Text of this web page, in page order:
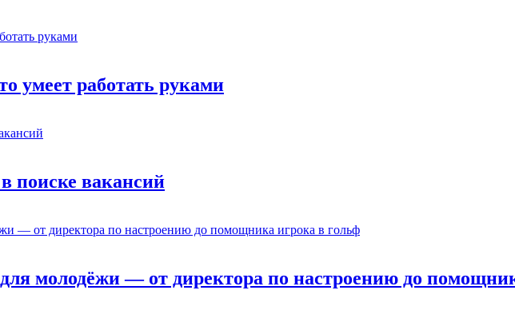
умеет работать руками
поиске вакансий
молодёжи — от директора по настроению до